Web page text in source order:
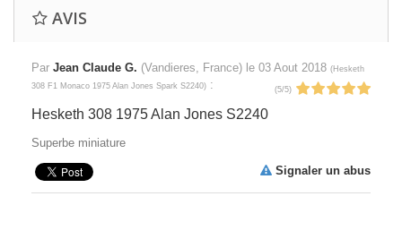
AVIS
Par Jean Claude G. (Vandieres, France) le 03 Aout 2018 (Hesketh
308 F1 Monaco 1975 Alan Jones Spark S2240) : (5/5)
Hesketh 308 1975 Alan Jones S2240
Superbe miniature
Signaler un abus